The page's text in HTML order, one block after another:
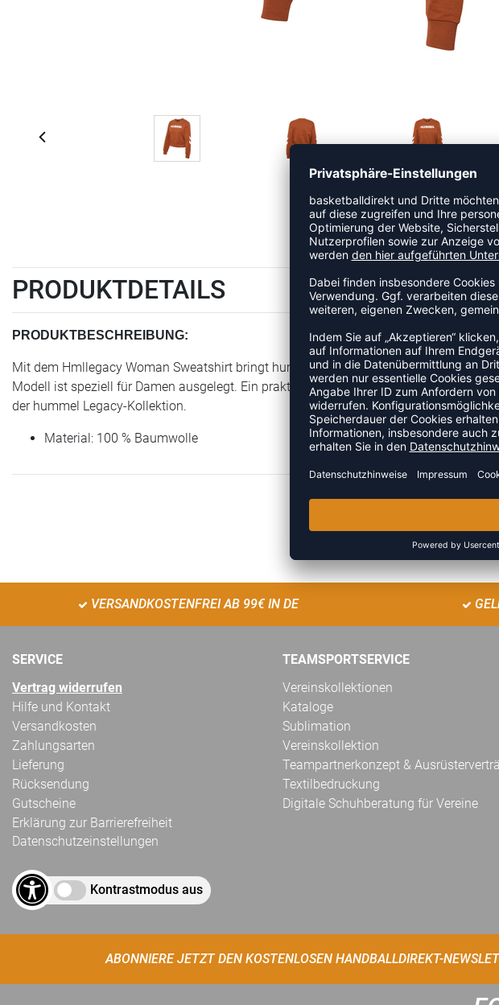
PRODUKTDETAILS
PRODUKTBESCHREIBUNG:
Mit dem Hmllegacy Woman Sweatshirt bringt hummel einen Artikel der Kategorie
Modell ist speziell für Damen ausgelegt. Ein praktisches Produkt für den Trainings-
der hummel Legacy-Kollektion.
Material: 100 % Baumwolle
VERSANDKOSTENFREI AB 99€ IN DE
SERVICE
Vertrag widerrufen
Hilfe und Kontakt
Versandkosten
Zahlungsarten
Lieferung
Rücksendung
Gutscheine
Erklärung zur Barrierefreiheit
Datenschutzeinstellungen
Kontrastmodus aus
TEAMSPORTSERVICE
Vereinskollektionen
Kataloge
Sublimation
Vereinskollektion
Teampartnerkonzept &
Textilbedruckung
Digitale Schuhberatung für Vereine
ABONNIERE JETZT DEN KOSTENLOSEN HANDBALLDIREKT-